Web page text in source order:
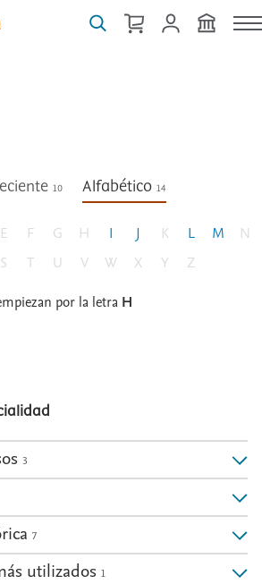
10 Alfabético 14
E F G H I J K L M
N
S T U V W X Y Z
por la letra H
3
7
utilizados 1